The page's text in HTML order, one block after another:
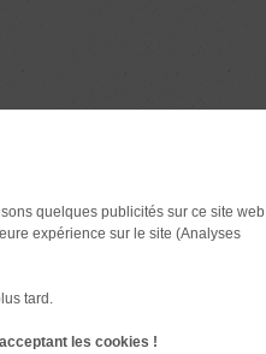
quelques publicités sur ce site web
expérience sur le site (Analyses
tard.
les cookies !